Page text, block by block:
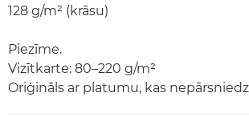
128 g/m² (krāsu)
Piezīme.
Vizītkarte: 80–220 g/m²
Oriģināls ar platumu, kas nepārsniedz